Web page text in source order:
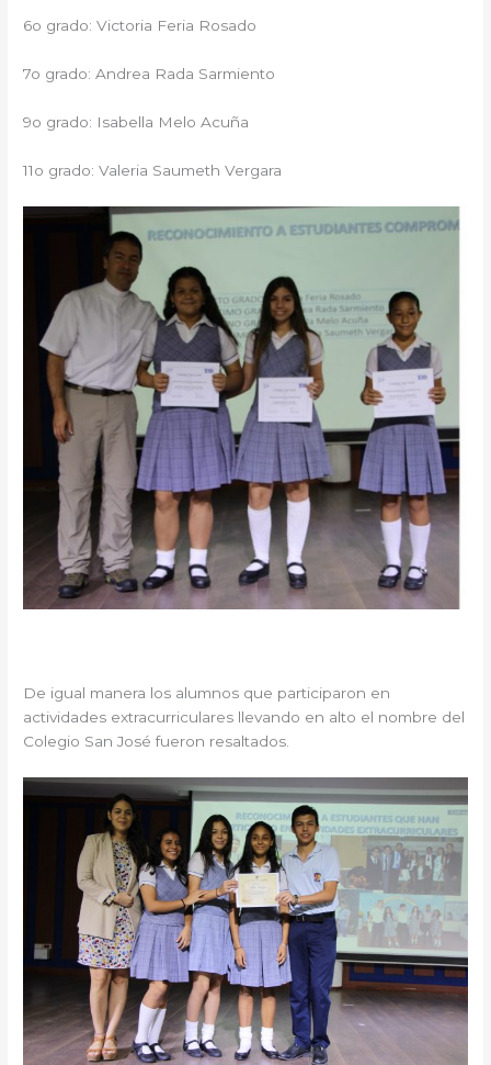
6o grado: Victoria Feria Rosado
7o grado: Andrea Rada Sarmiento
9o grado: Isabella Melo Acuña
11o grado: Valeria Saumeth Vergara
De igual manera los alumnos que participaron en
actividades extracurriculares llevando en alto el nombre del
Colegio San José fueron resaltados.